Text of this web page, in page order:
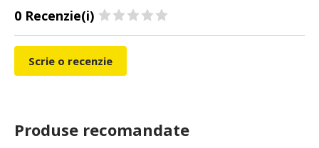
0 Recenzie(i)
Scrie o recenzie
Produse recomandate